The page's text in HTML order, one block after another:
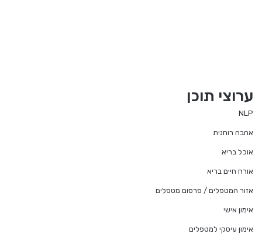
ערוצי תוכן
NLP
אהבה רוחנית
אוכל בריא
אורח חיים בריא
אזור המטפלים / פרסום מטפלים
אימון אישי
אימון עיסקי למטפלים